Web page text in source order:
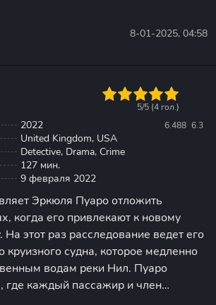
8-01-2025, 04:58
6.488 6.3
5/5 (4 гол.)
2022
United Kingdom, USA
Detective, Drama, Crime
127 мин.
9 февраля 2022
Эркюля Пуаро отложить
когда его привлекают к новому
На этот раз расследование ведет его
круизного судна, которое медленно
водам реки Нил. Пуаро
где каждый пассажир и член